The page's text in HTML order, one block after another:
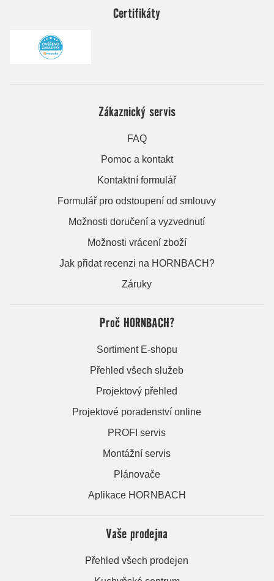
Certifikáty
Zákaznický servis
FAQ
Pomoc a kontakt
Kontaktní formulář
Formulář pro odstoupení od smlouvy
Možnosti doručení a vyzvednutí
Možnosti vrácení zboží
Jak přidat recenzi na HORNBACH?
Záruky
Proč HORNBACH?
Sortiment E-shopu
Přehled všech služeb
Projektový přehled
Projektové poradenství online
PROFI servis
Montážní servis
Plánovače
Aplikace HORNBACH
Vaše prodejna
Přehled všech prodejen